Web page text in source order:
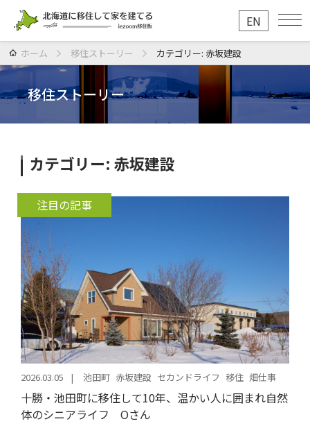
EN
ホーム 移住ストーリー カテゴリー: 赤坂建設
移住ストーリー
カテゴリー: 赤坂建設
注目の記事
2026.03.05 池田町 赤坂建設 セカンドライフ 移住 畑仕事
十勝・池田町に移住して10年、温かい人に囲まれ自然
体のシニアライフ Oさん